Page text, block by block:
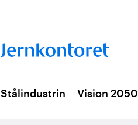
Stålindustrin Vision 2050